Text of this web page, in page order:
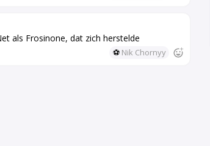
als Frosinone, dat zich herstelde
⚽ Nik Chornyy